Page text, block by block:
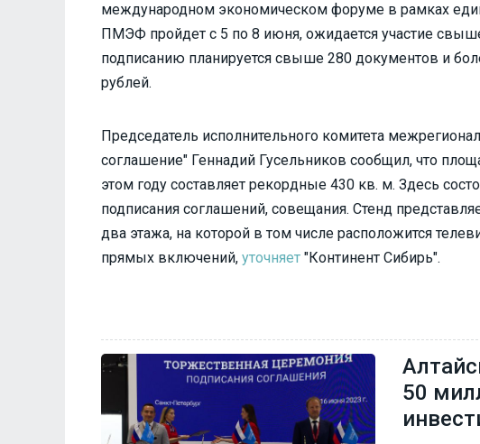
международном экономическом форуме в рамках
ПМЭФ пройдет с 5 по 8 июня, ожидается участие
подписанию планируется свыше 280 документов и
рублей.
Председатель исполнительного комитета
соглашение" Геннадий Гусельников сообщил, что
этом году составляет рекордные 430 кв. м. Здесь
подписания соглашений, совещания. Стенд
два этажа, на которой в том числе расположится
прямых включений, уточняет "Континент Сибирь".
50